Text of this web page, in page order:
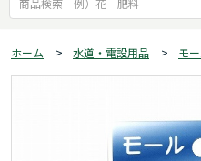
ホーム > 水道・電設用品 > モ